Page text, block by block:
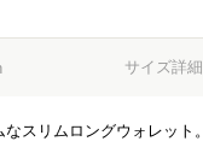
サイズ詳細
スリムロングウォレット。